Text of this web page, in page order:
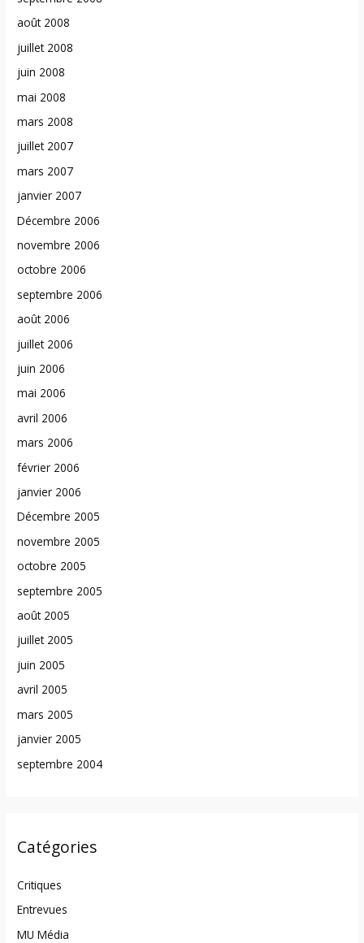
août 2008
juillet 2008
juin 2008
mai 2008
mars 2008
juillet 2007
mars 2007
janvier 2007
Décembre 2006
novembre 2006
octobre 2006
septembre 2006
août 2006
juillet 2006
juin 2006
mai 2006
avril 2006
mars 2006
février 2006
janvier 2006
Décembre 2005
novembre 2005
octobre 2005
septembre 2005
août 2005
juillet 2005
juin 2005
avril 2005
mars 2005
janvier 2005
septembre 2004
Catégories
Critiques
Entrevues
MU Média